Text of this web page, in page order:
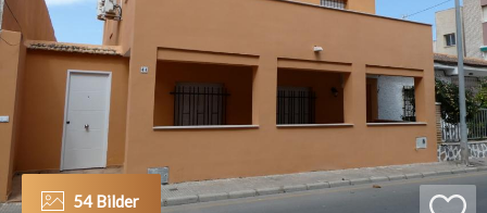
54 Bilder